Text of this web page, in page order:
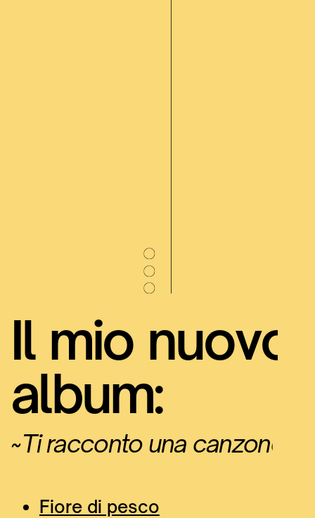
Il mio nuovo ​
album:
~Ti racconto una canzone~
Fiore di pesco